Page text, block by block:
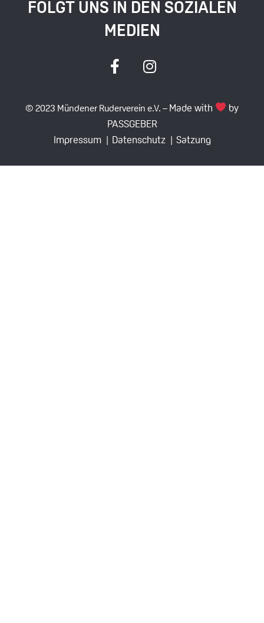
FOLGT UNS IN DEN SOZIALEN
MEDIEN
© 2023 Mündener Ruderverein e.V. –Made with
by
PASSGEBER
Impressum | Datenschutz | Satzung